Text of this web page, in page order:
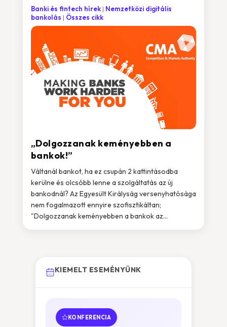
„Dolgozzanak keményebben a
bankok!”
Banki és fintech hírek
Nemzetközi digitális
bankolás
Összes cikk
Váltanál bankot, ha ez csupán 2 kattintásodba
kerülne és olcsóbb lenne a szolgáltatás az új
bankodnál? Az Egyesült Királyság versenyhatósága
nem fogalmazott ennyire szofisztikáltan;
"Dolgozzanak keményebben a bankok az...
KIEMELT ESEMÉNYÜNK
KONFERENCIA